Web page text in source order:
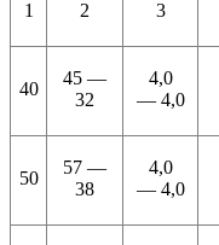
1 2 3
40
45 —
32
4,0
— 4,0
50
57 —
38
4,0
— 4,0